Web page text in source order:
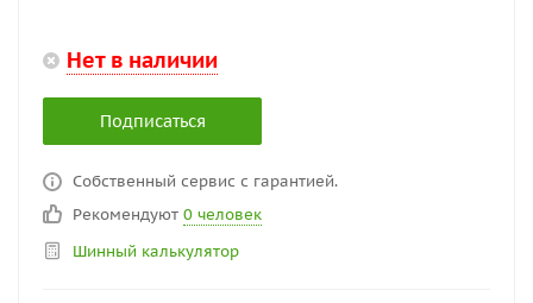
Нет в наличии
Подписаться
Собственный сервис с гарантией.
Рекомендуют 0 человек
Шинный калькулятор